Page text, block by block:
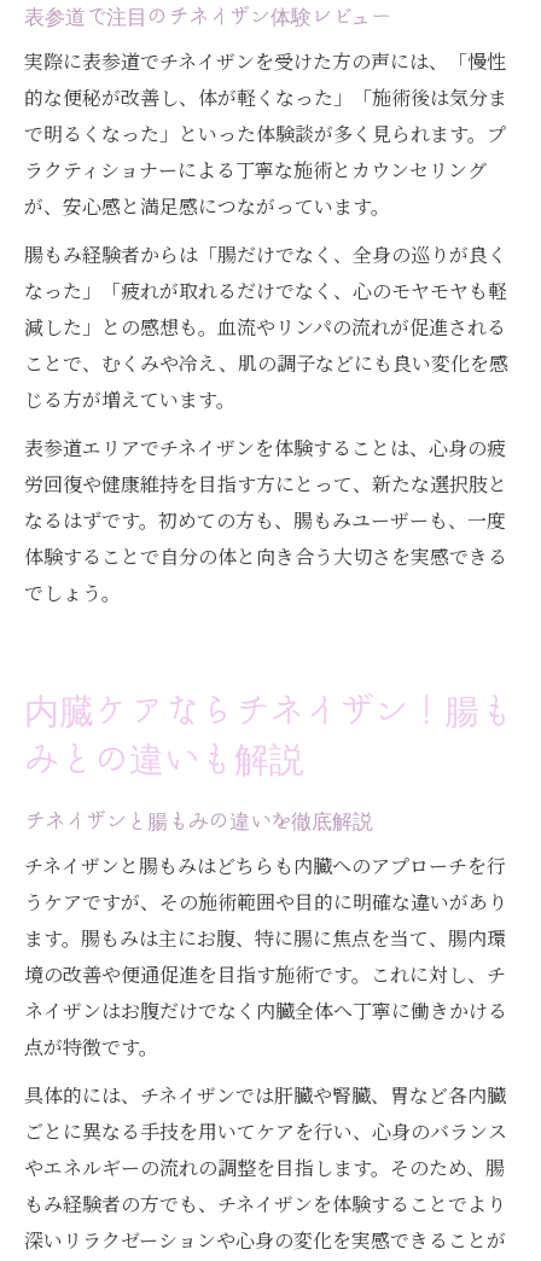
表参道で注目のチネイザン体験レビュー
実際に表参道でチネイザンを受けた方の声には、「慢性
的な便秘が改善し、体が軽くなった」「施術後は気分ま
で明るくなった」といった体験談が多く見られます。プ
ラクティショナーによる丁寧な施術とカウンセリング
が、安心感と満足感につながっています。
腸もみ経験者からは「腸だけでなく、全身の巡りが良く
なった」「疲れが取れるだけでなく、心のモヤモヤも軽
減した」との感想も。血流やリンパの流れが促進される
ことで、むくみや冷え、肌の調子などにも良い変化を感
じる方が増えています。
表参道エリアでチネイザンを体験することは、心身の疲
労回復や健康維持を目指す方にとって、新たな選択肢と
なるはずです。初めての方も、腸もみユーザーも、一度
体験することで自分の体と向き合う大切さを実感できる
でしょう。
内臓ケアならチネイザン！腸も
みとの違いも解説
チネイザンと腸もみの違いを徹底解説
チネイザンと腸もみはどちらも内臓へのアプローチを行
うケアですが、その施術範囲や目的に明確な違いがあり
ます。腸もみは主にお腹、特に腸に焦点を当て、腸内環
境の改善や便通促進を目指す施術です。これに対し、チ
ネイザンはお腹だけでなく内臓全体へ丁寧に働きかける
点が特徴です。
具体的には、チネイザンでは肝臓や腎臓、胃など各内臓
ごとに異なる手技を用いてケアを行い、心身のバランス
やエネルギーの流れの調整を目指します。そのため、腸
もみ経験者の方でも、チネイザンを体験することでより
深いリラクゼーションや心身の変化を実感できることが